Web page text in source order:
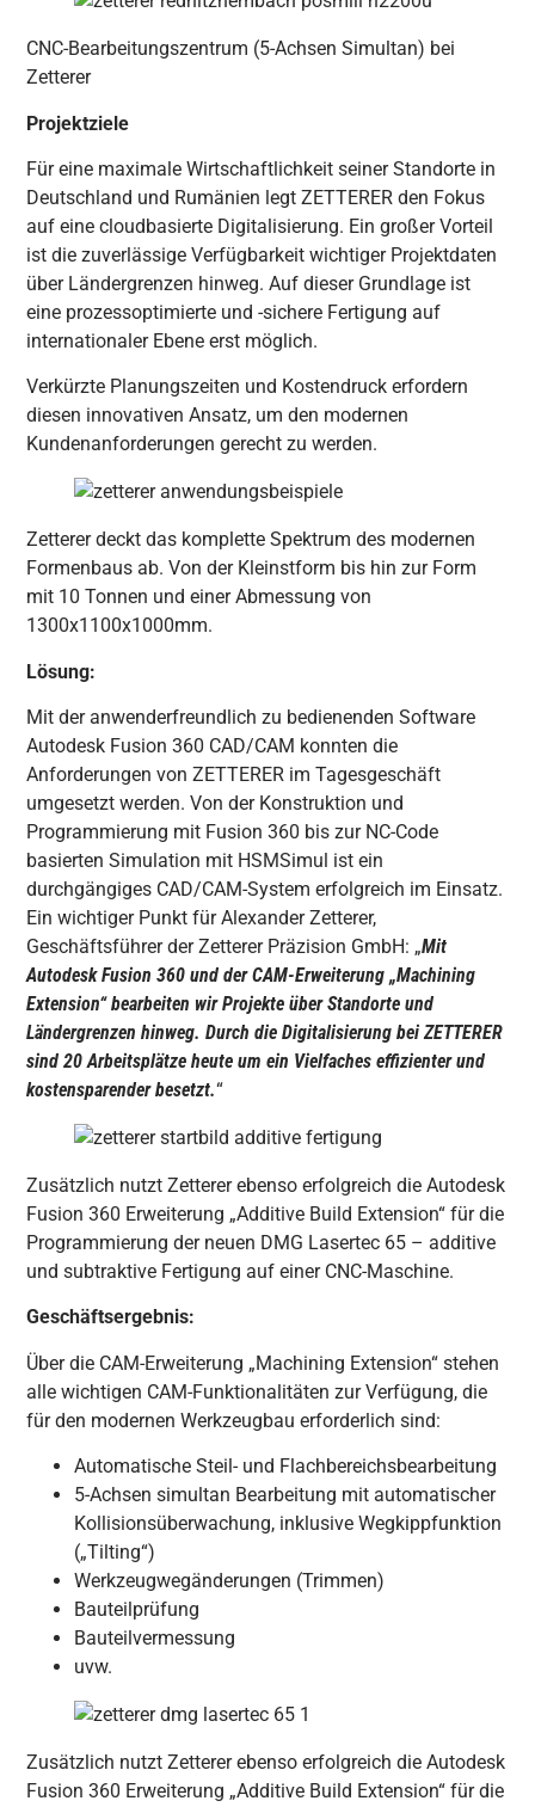
CNC-Bearbeitungszentrum (5-Achsen Simultan) bei
Zetterer
Projektziele
Für eine maximale Wirtschaftlichkeit seiner Standorte in
Deutschland und Rumänien legt ZETTERER den Fokus
auf eine cloudbasierte Digitalisierung. Ein großer Vorteil
ist die zuverlässige Verfügbarkeit wichtiger Projektdaten
über Ländergrenzen hinweg. Auf dieser Grundlage ist
eine prozessoptimierte und -sichere Fertigung auf
internationaler Ebene erst möglich.
Verkürzte Planungszeiten und Kostendruck erfordern
diesen innovativen Ansatz, um den modernen
Kundenanforderungen gerecht zu werden.
Zetterer deckt das komplette Spektrum des modernen
Formenbaus ab. Von der Kleinstform bis hin zur Form
mit 10 Tonnen und einer Abmessung von
1300x1100x1000mm.
Lösung:
Mit der anwenderfreundlich zu bedienenden Software
Autodesk Fusion 360 CAD/CAM konnten die
Anforderungen von ZETTERER im Tagesgeschäft
umgesetzt werden. Von der Konstruktion und
Programmierung mit Fusion 360 bis zur NC-Code
basierten Simulation mit HSMSimul ist ein
durchgängiges CAD/CAM-System erfolgreich im Einsatz.
Ein wichtiger Punkt für Alexander Zetterer,
Geschäftsführer der Zetterer Präzision GmbH: „Mit
Autodesk Fusion 360 und der CAM-Erweiterung „Machining
Extension“ bearbeiten wir Projekte über Standorte und
Ländergrenzen hinweg. Durch die Digitalisierung bei ZETTERER
sind 20 Arbeitsplätze heute um ein Vielfaches effizienter und
kostensparender besetzt.“
Zusätzlich nutzt Zetterer ebenso erfolgreich die Autodesk
Fusion 360 Erweiterung „Additive Build Extension“ für die
Programmierung der neuen DMG Lasertec 65 – additive
und subtraktive Fertigung auf einer CNC-Maschine.
Geschäftsergebnis:
Über die CAM-Erweiterung „Machining Extension“ stehen
alle wichtigen CAM-Funktionalitäten zur Verfügung, die
für den modernen Werkzeugbau erforderlich sind:
Automatische Steil- und Flachbereichsbearbeitung
5-Achsen simultan Bearbeitung mit automatischer
Kollisionsüberwachung, inklusive Wegkippfunktion
(„Tilting“)
Werkzeugwegänderungen (Trimmen)
Bauteilprüfung
Bauteilvermessung
uvw.
Zusätzlich nutzt Zetterer ebenso erfolgreich die Autodesk
Fusion 360 Erweiterung „Additive Build Extension“ für die